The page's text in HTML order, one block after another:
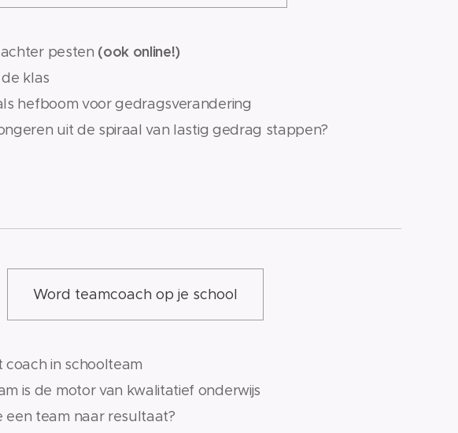
pesten (ook online!)
klas
hefboom voor gedragsverandering
uit de spiraal van lastig gedrag stappen?
Word teamcoach op je school
coach in schoolteam
is de motor van kwalitatief onderwijs
een team naar resultaat?